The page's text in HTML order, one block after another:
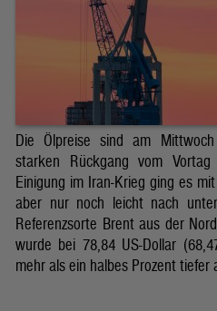
Die Ölpreise sind am
starken Rückgang vom
Einigung im Iran-Krieg ging es
aber nur noch leicht nach
Referenzsorte Brent aus der
wurde bei 78,84 US-Dollar
mehr als ein halbes Prozent tiefer